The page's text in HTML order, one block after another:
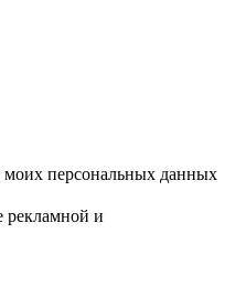
моих персональных данных
рекламной и